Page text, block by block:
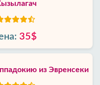
35$
из Эвренсеки